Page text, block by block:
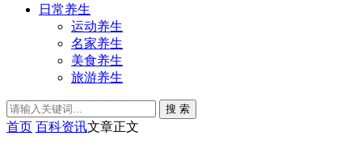
日常养生
运动养生
名家养生
美食养生
旅游养生
搜 索
首页 百科资讯文章正文